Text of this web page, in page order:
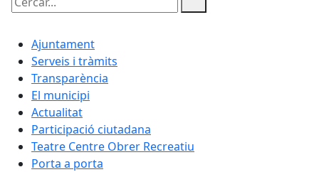
Cercar:
Ajuntament
Serveis i tràmits
Transparència
El municipi
Actualitat
Participació ciutadana
Teatre Centre Obrer Recreatiu
Porta a porta